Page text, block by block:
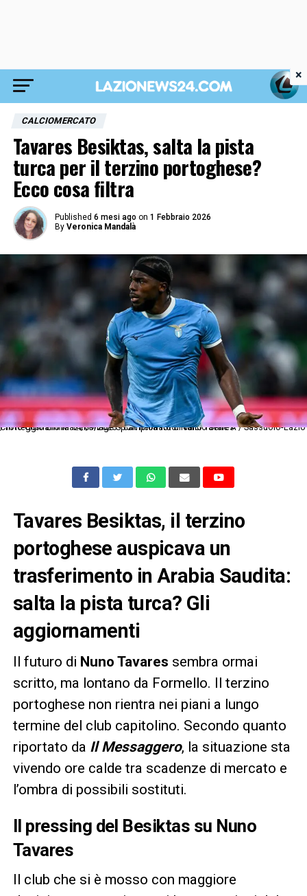
CALCIOMERCATO
Tavares Besiktas, salta la pista
turca per il terzino portoghese?
Ecco cosa filtra
Published 6 mesi ago on 1 Febbraio 2026
By Veronica Mandalà
Cm Reggio Emilia 14/09/2025 - campionato di calcio Serie A / Sassuolo-Lazio / foto Cristiano Mazzi/Image Sport nella foto: Nuno Tavares
Tavares Besiktas, il terzino
portoghese auspicava un
trasferimento in Arabia Saudita:
salta la pista turca? Gli
aggiornamenti
Il futuro di Nuno Tavares sembra ormai
scritto, ma lontano da Formello. Il terzino
portoghese non rientra nei piani a lungo
termine del club capitolino. Secondo quanto
riportato da Il Messaggero, la situazione sta
vivendo ore calde tra scadenze di mercato e
l’ombra di possibili sostituti.
Il pressing del Besiktas su Nuno
Tavares
Il club che si è mosso con maggiore
×